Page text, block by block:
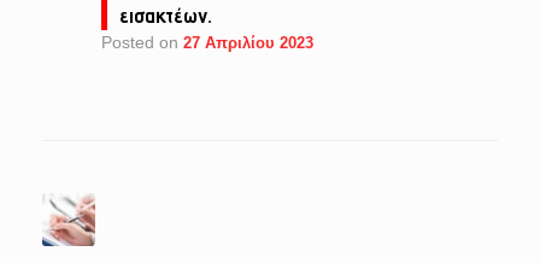
εισακτέων.
Posted on 27 Απριλίου 2023